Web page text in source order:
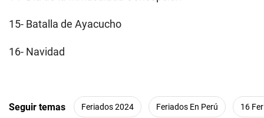
15- Batalla de Ayacucho
16- Navidad
Seguir temas Feriados 2024 Feriados En Perú 16